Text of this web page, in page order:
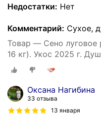
Недостатки: Нет
Комментарий: Сухое,
Товар — Сено луговое
16 кг). Укос 2025 г.
Натуральный корм и
Оксана Нагибина
33 отзыва
13 января